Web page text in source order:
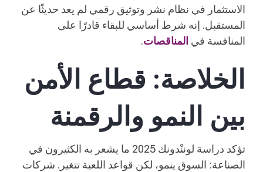
الاستثمار في نظام نشر وتوثيق رقمي لم يعد حديثًا عن
المستقبل. إنه شرط أساسي للبقاء قادرًا على
المنافسة في المناقصات.
الخلاصة: قطاع الأمن
بين النمو والرقمنة
تؤكد دراسة لوننْدونك 2025 ما يشعر به الكثيرون في
الصناعة: السوق ينمو، لكن قواعد اللعبة تتغير. شركات